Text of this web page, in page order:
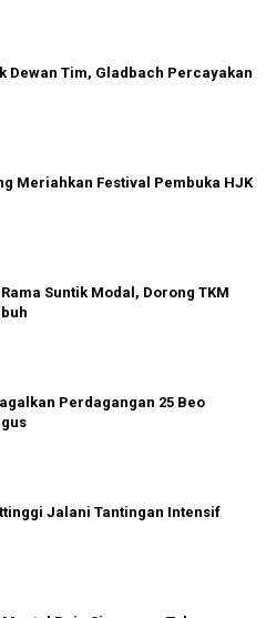
Dewan Tim, Gladbach Percayakan
Meriahkan Festival Pembuka HJK
Suntik Modal, Dorong TKM
Perdagangan 25 Beo
Jalani Tantingan Intensif